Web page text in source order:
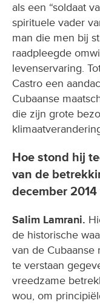
als een “soldaat
spirituele vader
man die men bij
raadpleegde
levenservaring.
Castro een
Cubaanse
die zijn grote
Hoe stond hij
van de
december
Salim Lamrani.
de historische
van de Cubaanse
te verstaan
vreedzame
wou, om